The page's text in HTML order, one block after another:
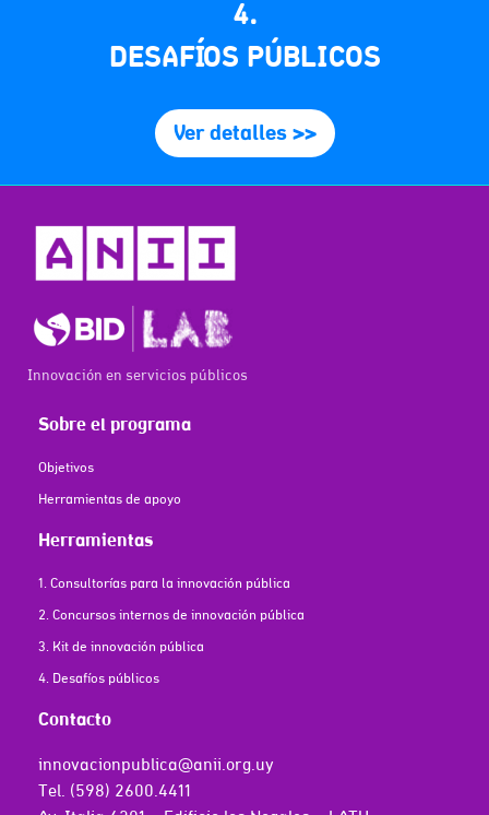
4.
DESAFÍOS PÚBLICOS
Ver detalles >>
Innovación en servicios públicos
Sobre el programa
Objetivos
Herramientas de apoyo
Herramientas
1. Consultorías para la innovación pública
2. Concursos internos de innovación pública
3. Kit de innovación pública
4. Desafíos públicos
Contacto
innovacionpublica@anii.org.uy
Tel. (598) 2600.4411